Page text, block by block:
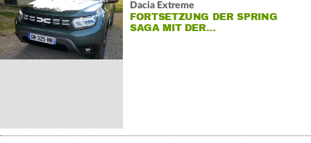
Dacia Extreme
FORTSETZUNG DER SPRING
SAGA MIT DER…